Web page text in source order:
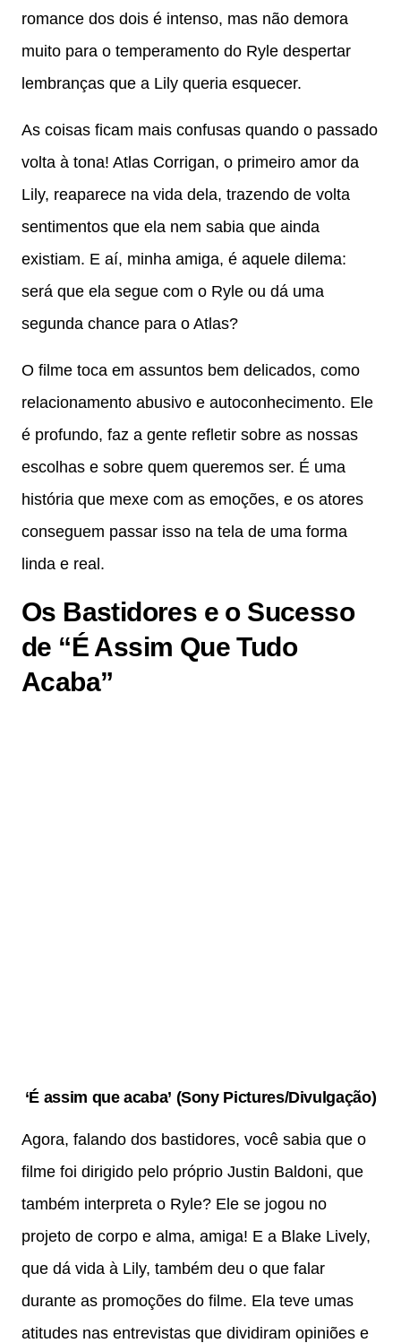
romance dos dois é intenso, mas não demora
muito para o temperamento do Ryle despertar
lembranças que a Lily queria esquecer.
As coisas ficam mais confusas quando o passado
volta à tona! Atlas Corrigan, o primeiro amor da
Lily, reaparece na vida dela, trazendo de volta
sentimentos que ela nem sabia que ainda
existiam. E aí, minha amiga, é aquele dilema:
será que ela segue com o Ryle ou dá uma
segunda chance para o Atlas?
O filme toca em assuntos bem delicados, como
relacionamento abusivo e autoconhecimento. Ele
é profundo, faz a gente refletir sobre as nossas
escolhas e sobre quem queremos ser. É uma
história que mexe com as emoções, e os atores
conseguem passar isso na tela de uma forma
linda e real.
Os Bastidores e o Sucesso
de “É Assim Que Tudo
Acaba”
‘É assim que acaba’ (Sony Pictures/Divulgação)
Agora, falando dos bastidores, você sabia que o
filme foi dirigido pelo próprio Justin Baldoni, que
também interpreta o Ryle? Ele se jogou no
projeto de corpo e alma, amiga! E a Blake Lively,
que dá vida à Lily, também deu o que falar
durante as promoções do filme. Ela teve umas
atitudes nas entrevistas que dividiram opiniões e